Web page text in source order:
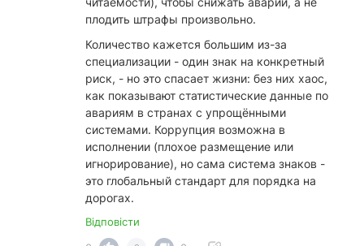
плодить штрафы произвольно.
​Количество кажется большим из-за
специализации - один знак на конкретный
риск, - но это спасает жизни: без них хаос,
как показывают статистические данные по
авариям в странах с упрощёнными
системами. Коррупция возможна в
исполнении (плохое размещение или
игнорирование), но сама система знаков -
это глобальный стандарт для порядка на
дорогах.
Відповісти